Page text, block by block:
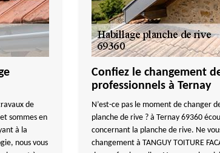
de
sommes en
à la
nous vous
Confiez le changement
professionnels à Ternay
N’est-ce pas le moment de changer
planche de rive ? à Ternay 69360
concernant la planche de rive. Ne
changement à TANGUY TOITURE